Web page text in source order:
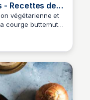
- Recettes de
végétarienne et
courge butternut.